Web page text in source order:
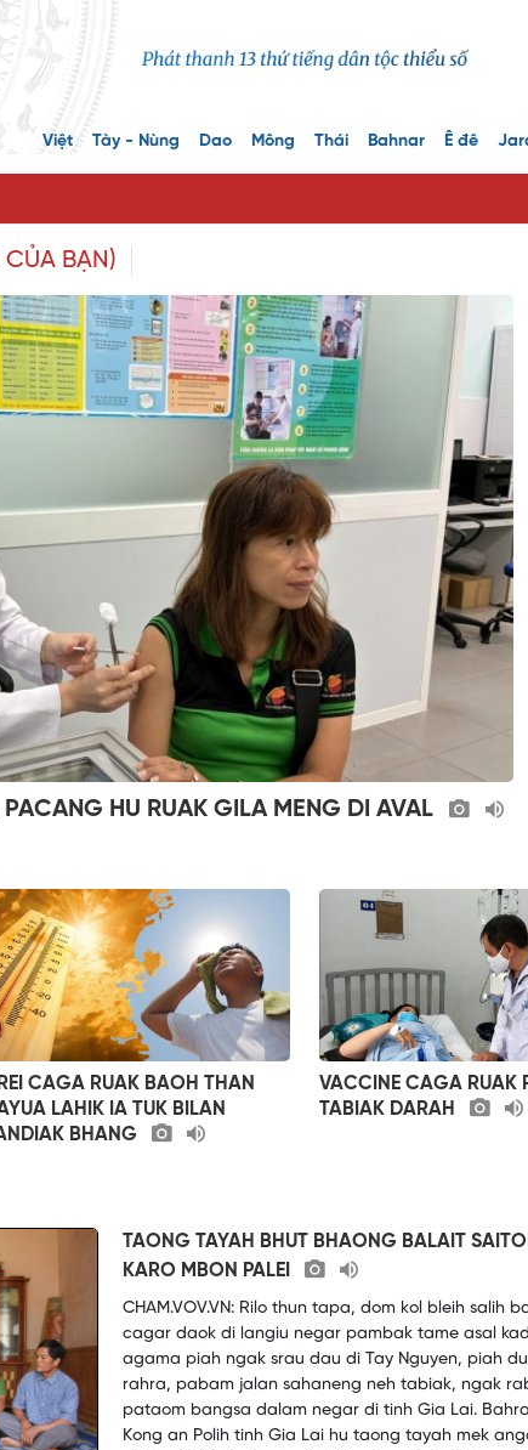
Việt Tày - Nùng Dao Mông Thái Bahnar Ê đê
CỦA BẠN)
HU RUAK GILA MENG DI AVAL
CAGA RUAK BAOH THAN
LAHIK IA TUK BILAN
BHANG
VACCINE CAGA RUAK
TABIAK DARAH
TAONG TAYAH BHUT BHAONG BALAIT
KARO MBON PALEI
CHAM.VOV.VN: Rilo thun tapa, dom kol bleih salih
cagar daok di langiu negar pambak tame asal
agama piah ngak srau dau di Tay Nguyen, piah
rahra, pabam jalan sahaneng neh tabiak, ngak
pataom bangsa dalam negar di tinh Gia Lai.
Kong an Polih tinh Gia Lai hu taong tayah mek